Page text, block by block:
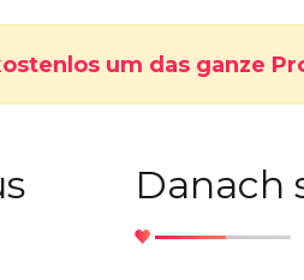
um das ganze
Danach